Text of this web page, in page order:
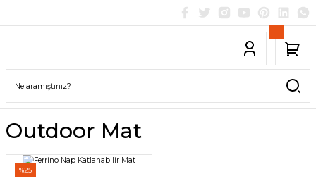
Outdoor Mat
%25